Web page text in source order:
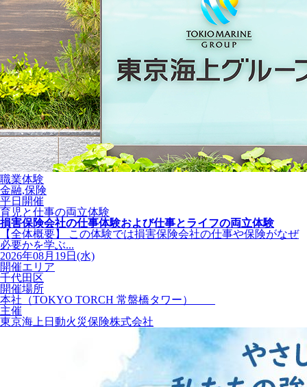
職業体験
金融,保険
平日開催
育児と仕事の両立体験
損害保険会社の仕事体験および仕事とライフの両立体験
【全体概要】 この体験では損害保険会社の仕事や保険がなぜ
必要かを学ぶ...
2026年08月19日(水)
開催エリア
千代田区
開催場所
本社（TOKYO TORCH 常盤橋タワー）
主催
東京海上日動火災保険株式会社